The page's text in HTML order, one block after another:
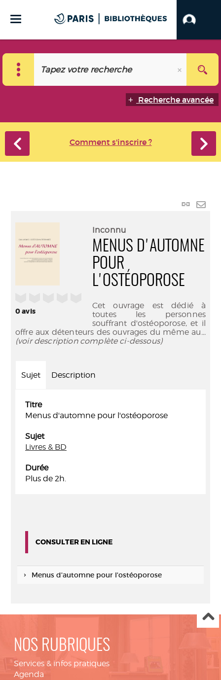
Recherche avancée
Comment s'inscrire ?
Lien
mail
0avis
Inconnu
MENUS D'AUTOMNE
POUR
L'OSTÉOPOROSE
Cet ouvrage est dédié à
toutes les personnes
souffrant d'ostéoporose, et il
offre aux détenteurs des ouvrages du même au...
(voir description complète ci-dessous)
Sujet Description
Titre
Menus d'automne pour l'ostéoporose
Sujet
Livres & BD
Durée
Plus de 2h.
CONSULTER EN LIGNE
Menus d'automne pour l'ostéoporose
NOS RUBRIQUES
Services & infos pratiques
Agenda